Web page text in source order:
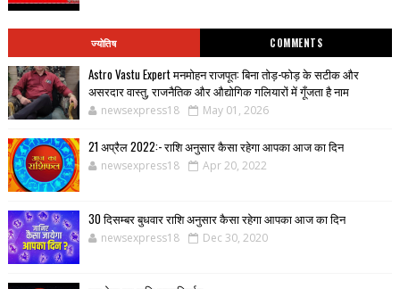
ज्योतिष COMMENTS
Astro Vastu Expert मनमोहन राजपूत: बिना तोड़-फोड़ के सटीक और
असरदार वास्तु, राजनैतिक और औद्योगिक गलियारों में गूँजता है नाम
newsexpress18 May 01, 2026
21 अप्रैल 2022:- राशि अनुसार कैसा रहेगा आपका आज का दिन
newsexpress18 Apr 20, 2022
30 दिसम्बर बुधवार राशि अनुसार कैसा रहेगा आपका आज का दिन
newsexpress18 Dec 30, 2020